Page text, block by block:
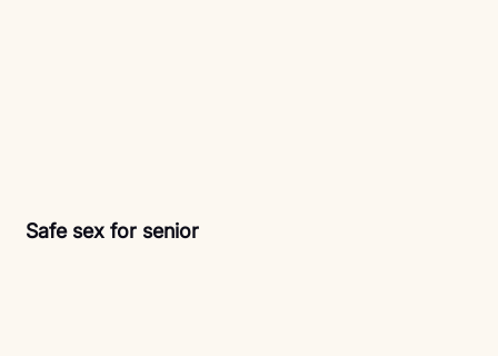
Safe sex for senior